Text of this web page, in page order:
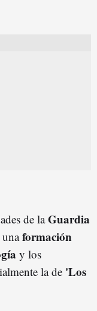
de laGuardia
formación
y los
la de 'Los